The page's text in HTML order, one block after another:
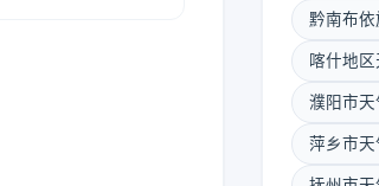
黔南布
喀什地
濮阳市天
萍乡市天